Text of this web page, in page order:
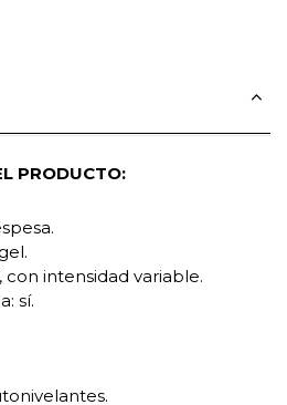
PRODUCTO:
con intensidad variable.
sí.